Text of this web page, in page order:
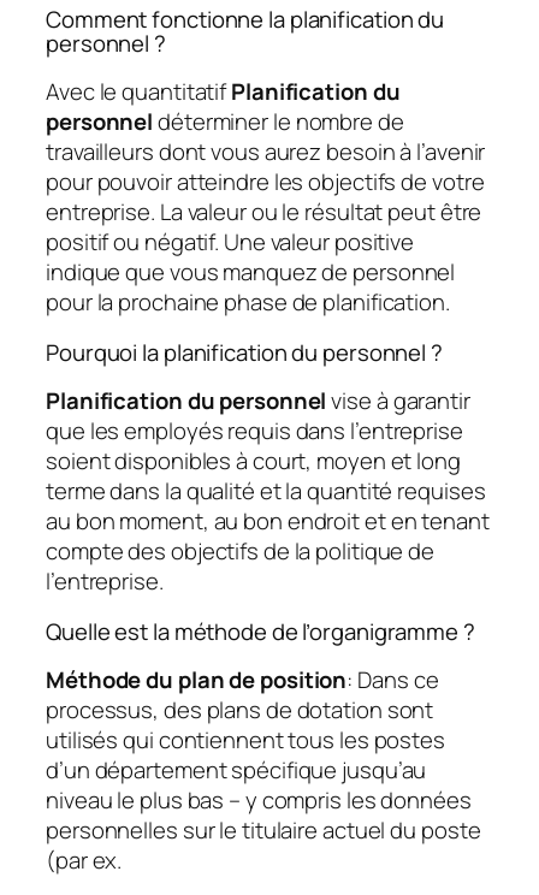
Comment fonctionne la planification du
personnel ?
Avec le quantitatifPlanification du
personneldéterminer le nombre de
travailleurs dont vous aurez besoin à l’avenir
pour pouvoir atteindre les objectifs de votre
entreprise. La valeur ou le résultat peut être
positif ou négatif. Une valeur positive
indique que vous manquez de personnel
pour la prochaine phase de planification.
Pourquoi la planification du personnel ?
Planification du personnelvise à garantir
que les employés requis dans l’entreprise
soient disponibles à court, moyen et long
terme dans la qualité et la quantité requises
au bon moment, au bon endroit et en tenant
compte des objectifs de la politique de
l’entreprise.
Quelle est la méthode de l’organigramme ?
Méthode du plan de position: Dans ce
processus, des plans de dotation sont
utilisés qui contiennent tous les postes
d’un département spécifique jusqu’au
niveau le plus bas – y compris les données
personnelles sur le titulaire actuel du poste
(par ex.